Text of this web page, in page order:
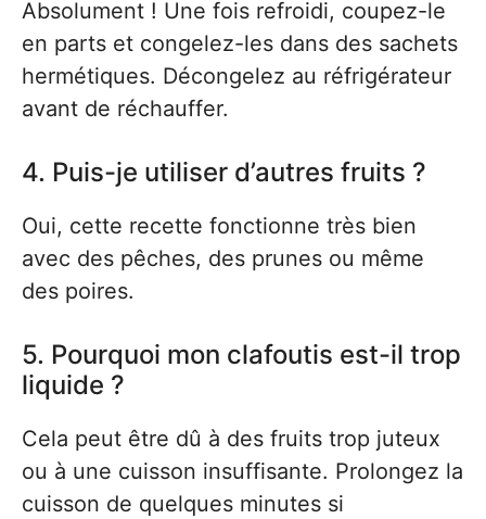
Absolument ! Une fois refroidi, coupez-le
en parts et congelez-les dans des sachets
hermétiques. Décongelez au réfrigérateur
avant de réchauffer.
4. Puis-je utiliser d’autres fruits ?
Oui, cette recette fonctionne très bien
avec des pêches, des prunes ou même
des poires.
5. Pourquoi mon clafoutis est-il trop
liquide ?
Cela peut être dû à des fruits trop juteux
ou à une cuisson insuffisante. Prolongez la
cuisson de quelques minutes si